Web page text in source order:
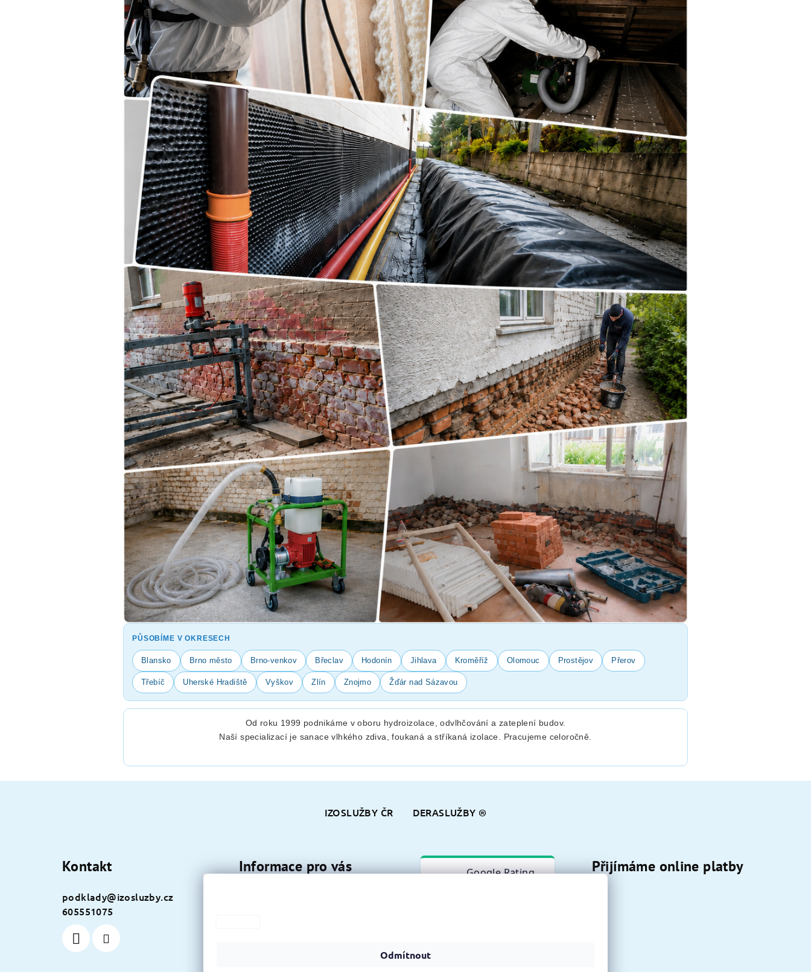
Odmítnout
PŮSOBÍME V OKRESECH
Blansko Brno město Brno-venkov Břeclav Hodonín Jihlava Kroměříž Olomouc Prostějov Přerov
Třebíč Uherské Hradiště Vyškov Zlín Znojmo Žďár nad Sázavou
Od roku 1999 podnikáme v oboru hydroizolace, odvlhčování a zateplení budov.
Naší specializací je sanace vlhkého zdiva, foukaná a stříkaná izolace. Pracujeme celoročně.
IZOSLUŽBY ČR DERASLUŽBY ®
Kontakt
podklady@izosluzby.cz
605551075
Informace pro vás Přijímáme online platby